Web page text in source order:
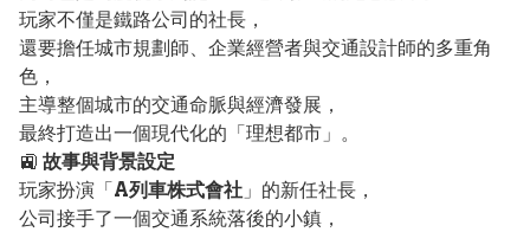
玩家不僅是鐵路公司的社長，
還要擔任城市規劃師、企業經營者與交通設計師的多重角
色，
主導整個城市的交通命脈與經濟發展，
最終打造出一個現代化的「理想都市」。
🚉 故事與背景設定
玩家扮演「 A列車株式會社 」的新任社長，
公司接手了一個交通系統落後的小鎮，